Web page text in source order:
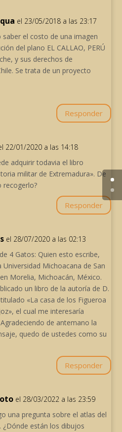
el 23/05/2018 a las 23:17
saber el costo de una imagen
del plano EL CALLAO, PERÚ
y sus derechos de
Se trata de un proyecto
Responder
22/01/2020 a las 14:18
adquirir todavia el libro
militar de Extremadura». De
recogerlo?
Responder
el 28/07/2020 a las 02:13
4 Gatos: Quien esto escribe,
Michoacana de San
Morelia, Michoacán, México.
un libro de la autoría de D.
«La casa de los Figueroa
el cual me interesaría
de antemano la
quedo de ustedes como su
Responder
el 28/03/2022 a las 23:59
una pregunta sobre el atlas del
¿Dónde están los dibujos